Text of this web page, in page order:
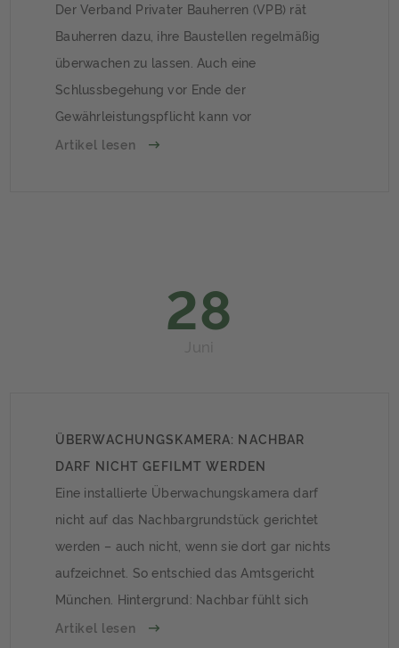
Der Verband Privater Bauherren (VPB) rät
Bauherren dazu, ihre Baustellen regelmäßig
überwachen zu lassen. Auch eine
Schlussbegehung vor Ende der
Gewährleistungspflicht kann vor
unangenehmen Überraschungen schützen.
Artikel lesen
28
Juni
ÜBERWACHUNGSKAMERA: NACHBAR
DARF NICHT GEFILMT WERDEN
Eine installierte Überwachungskamera darf
nicht auf das Nachbargrundstück gerichtet
werden – auch nicht, wenn sie dort gar nichts
aufzeichnet. So entschied das Amtsgericht
München. Hintergrund: Nachbar fühlt sich
überwachtDer Nachbar des Klägers hatte auf
Artikel lesen